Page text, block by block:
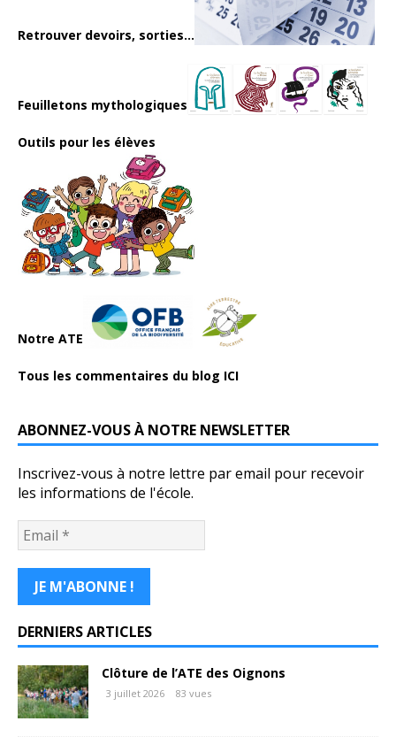
Retrouver devoirs, sorties...
Feuilletons mythologiques
Outils pour les élèves
Notre ATE
Tous les commentaires du blog ICI
ABONNEZ-VOUS À NOTRE NEWSLETTER
Inscrivez-vous à notre lettre par email pour recevoir
les informations de l'école.
DERNIERS ARTICLES
Clôture de l’ATE des Oignons
3 juillet 2026 83 vues